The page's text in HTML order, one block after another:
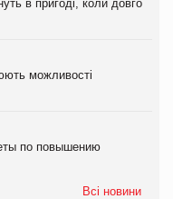
в пригоді, коли довго
можливості
по повышению
Всі новини